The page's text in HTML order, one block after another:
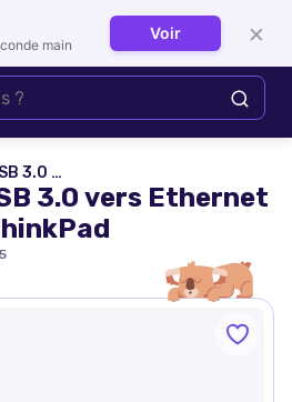
Se connecter
ThinkPad
3.0 vers Ethernet
main
Voir ×